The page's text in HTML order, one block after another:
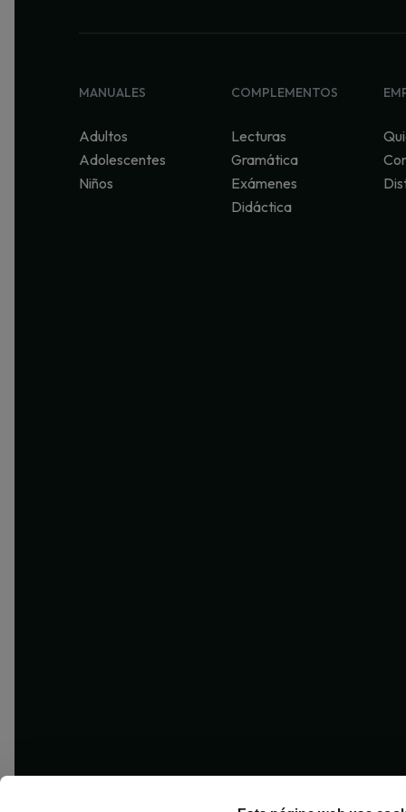
MANUALES
Adultos
Adolescentes
Niños
COMPLEMENTOS
Lecturas
Gramática
Exámenes
Didáctica